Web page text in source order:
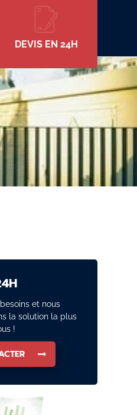
DEVIS EN 24H
et nous
la solution la plus
!